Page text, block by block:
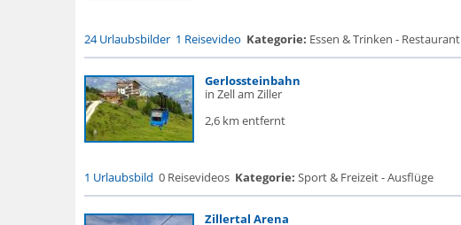
24 Urlaubsbilder 1 Reisevideo Kategorie: Essen & Trinken - Restaurant
Gerlossteinbahn
in Zell am Ziller
2,6 km entfernt
1 Urlaubsbild 0 Reisevideos Kategorie: Sport & Freizeit - Ausflüge
Zillertal Arena